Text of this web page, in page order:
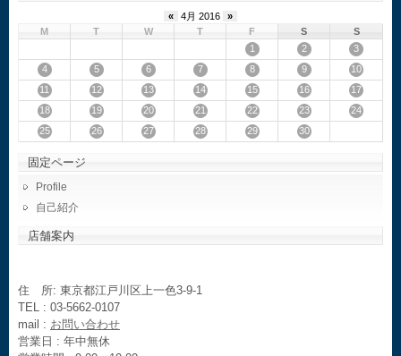
« 4月 2016
»
M
T W T F S
S
1
2
3
4
5 6 7 8 9
10
11
12 13 14 15 16
17
18
19 20 21 22 23
24
25
26 27 28 29 30
固定ページ
Profile
自己紹介
店舗案内
住 所: 東京都江戸川区上一色3-9-1
TEL : 03-5662-0107
mail : お問い合わせ
営業日 : 年中無休